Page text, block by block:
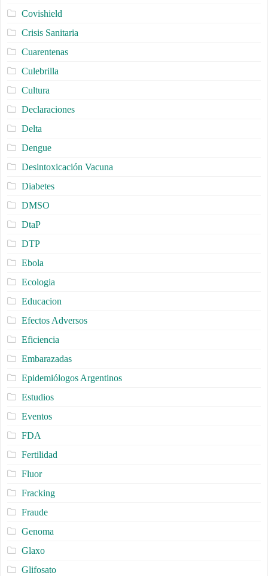
Covishield
Crisis Sanitaria
Cuarentenas
Culebrilla
Cultura
Declaraciones
Delta
Dengue
Desintoxicación Vacuna
Diabetes
DMSO
DtaP
DTP
Ebola
Ecologia
Educacion
Efectos Adversos
Eficiencia
Embarazadas
Epidemiólogos Argentinos
Estudios
Eventos
FDA
Fertilidad
Fluor
Fracking
Fraude
Genoma
Glaxo
Glifosato